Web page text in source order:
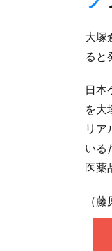
大塚
ると
日本
を大
リア
いる
医薬
（藤